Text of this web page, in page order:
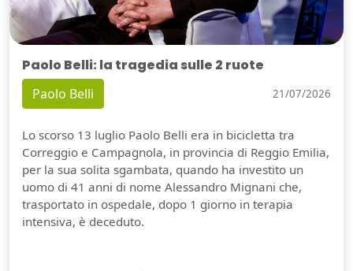
Paolo Belli: la tragedia sulle 2 ruote
Paolo Belli 21/07/2026
Lo scorso 13 luglio Paolo Belli era in bicicletta tra
Correggio e Campagnola, in provincia di Reggio Emilia,
per la sua solita sgambata, quando ha investito un
uomo di 41 anni di nome Alessandro Mignani che,
trasportato in ospedale, dopo 1 giorno in terapia
intensiva, è deceduto.